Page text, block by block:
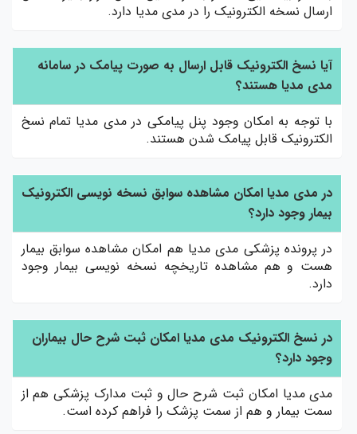
ارسال نسخه الکترونیک را در مدی مدیا دارد.
آیا نسخ الکترونیک قابل ارسال به صورت پیامک در سامانه
مدی مدیا هستند؟
با توجه به امکان وجود پنل پیامکی در مدی مدیا تمام نسخ
الکترونیک قابل پیامک شدن هستند.
در مدی مدیا امکان مشاهده سوابق نسخه نویسی الکترونیک
بیمار وجود دارد؟
در پرونده پزشکی مدی مدیا هم امکان مشاهده سوابق بیمار
هست و هم مشاهده تاریخچه نسخه نویسی بیمار وجود
دارد.
در نسخ الکترونیک مدی مدیا امکان ثبت شرح حال بیماران
وجود دارد؟
مدی مدیا امکان ثبت شرح حال و ثبت مدارک پزشکی هم از
سمت بیمار و هم از سمت پزشک را فراهم کرده است.